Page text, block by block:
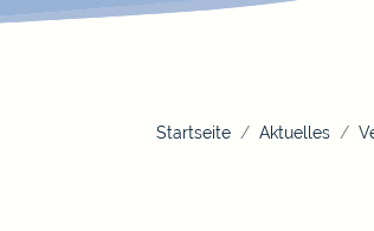
Startseite Aktuelles